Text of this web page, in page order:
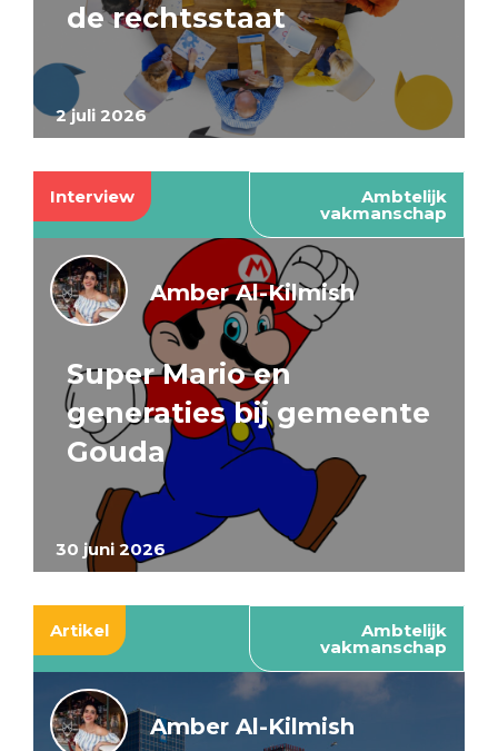
2 juli 2026
de rechtsstaat
Interview Ambtelijk
vakmanschap
30 juni 2026
Amber Al-Kilmish
Super Mario en
generaties bij gemeente
Gouda
Artikel Ambtelijk
vakmanschap
Amber Al-Kilmish